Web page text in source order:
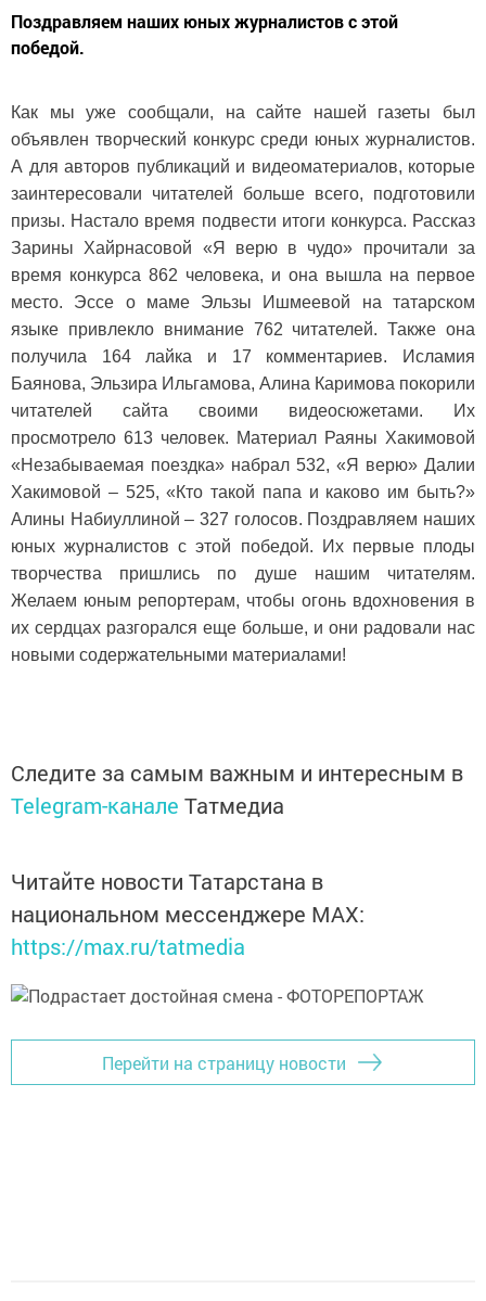
Поздравляем наших юных журналистов с этой
победой.
Как мы уже сообщали, на сайте нашей газеты был
объявлен творческий конкурс среди юных журналистов.
А для авторов публикаций и видеоматериалов, которые
заинтересовали читателей больше всего, подготовили
призы. Настало время подвести итоги конкурса. Рассказ
Зарины Хайрнасовой «Я верю в чудо» прочитали за
время конкурса 862 человека, и она вышла на первое
место. Эссе о маме Эльзы Ишмеевой на татарском
языке привлекло внимание 762 читателей. Также она
получила 164 лайка и 17 комментариев. Исламия
Баянова, Эльзира Ильгамова, Алина Каримова покорили
читателей сайта своими видеосюжетами. Их
просмотрело 613 человек. Материал Раяны Хакимовой
«Незабываемая поездка» набрал 532, «Я верю» Далии
Хакимовой – 525, «Кто такой папа и каково им быть?»
Алины Набиуллиной – 327 голосов. Поздравляем наших
юных журналистов с этой победой. Их первые плоды
творчества пришлись по душе нашим читателям.
Желаем юным репортерам, чтобы огонь вдохновения в
их сердцах разгорался еще больше, и они радовали нас
новыми содержательными материалами!
Следите за самым важным и интересным в
Telegram-канале Татмедиа
Читайте новости Татарстана в
национальном мессенджере MАХ:
https://max.ru/tatmedia
Перейти на страницу новости